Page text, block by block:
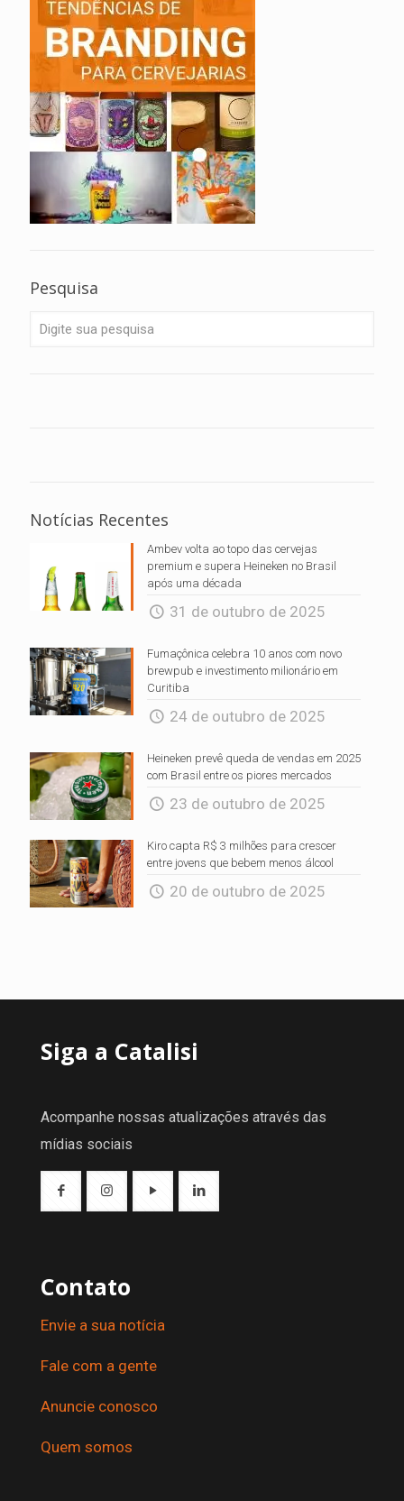
Pesquisa
Notícias Recentes
Ambev volta ao topo das cervejas
premium e supera Heineken no Brasil
após uma década
31 de outubro de 2025
Fumaçônica celebra 10 anos com novo
brewpub e investimento milionário em
Curitiba
24 de outubro de 2025
Heineken prevê queda de vendas em 2025
com Brasil entre os piores mercados
23 de outubro de 2025
Kiro capta R$ 3 milhões para crescer
entre jovens que bebem menos álcool
20 de outubro de 2025
Siga a Catalisi
Acompanhe nossas atualizações através das
mídias sociais
Contato
Envie a sua notícia
Fale com a gente
Anuncie conosco
Quem somos